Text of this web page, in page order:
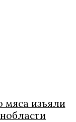
мяса изъяли